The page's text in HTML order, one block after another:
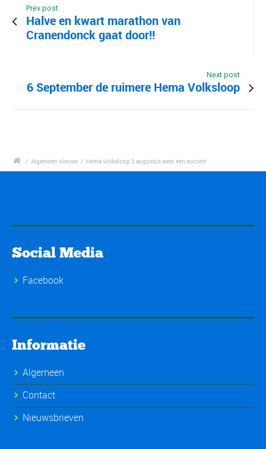
Prev post
Halve en kwart marathon van
Cranendonck gaat door!!
Next post
6 September de ruimere Hema Volksloop
/ Algemeen nieuws / Hema Volksloop 2 augustus weer een succes!
Social Media
Facebook
Informatie
Algemeen
Contact
Nieuwsbrieven